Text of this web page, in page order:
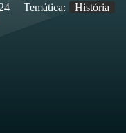
Temática:
História